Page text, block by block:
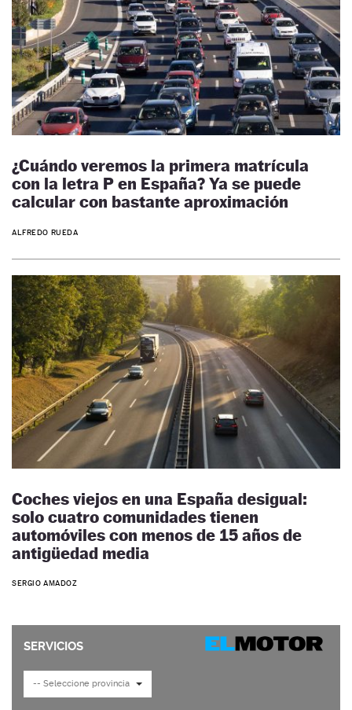
¿Cuándo veremos la primera matrícula
con la letra P en España? Ya se puede
calcular con bastante aproximación
ALFREDO RUEDA
Coches viejos en una España desigual:
solo cuatro comunidades tienen
automóviles con menos de 15 años de
antigüedad media
SERGIO AMADOZ